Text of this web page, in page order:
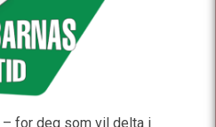
– for deg som vil delta i